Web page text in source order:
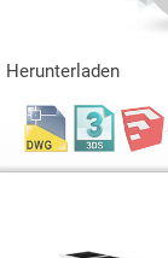
Herunterladen